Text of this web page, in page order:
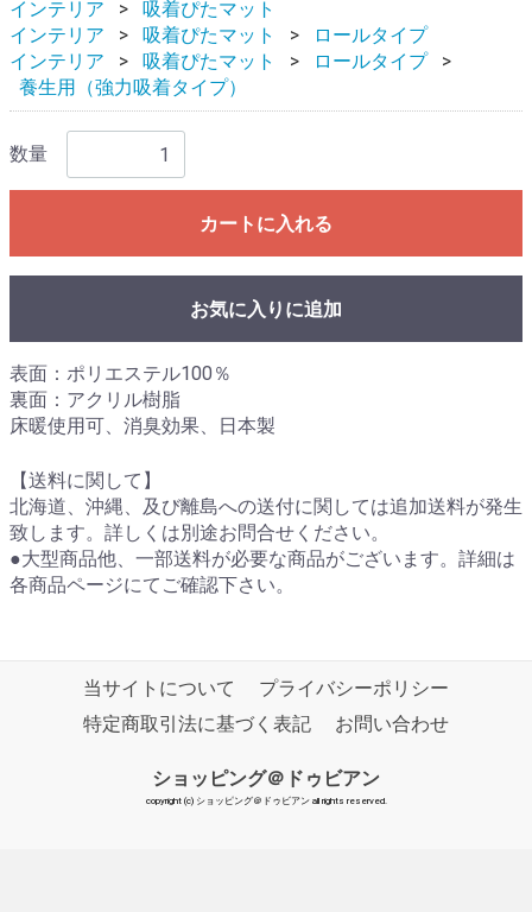
インテリア
吸着ぴたマット
インテリア
吸着ぴたマット
ロールタイプ
インテリア
吸着ぴたマット
ロールタイプ
養生用（強力吸着タイプ）
数量
カートに入れる
お気に入りに追加
表面：ポリエステル100％
裏面：アクリル樹脂
床暖使用可、消臭効果、日本製
【送料に関して】
北海道、沖縄、及び離島への送付に関しては追加送料が発生
致します。詳しくは別途お問合せください。
●大型商品他、一部送料が必要な商品がございます。詳細は
各商品ページにてご確認下さい。
当サイトについて
プライバシーポリシー
特定商取引法に基づく表記
お問い合わせ
ショッピング＠ドゥビアン
copyright (c) ショッピング＠ドゥビアン all rights reserved.